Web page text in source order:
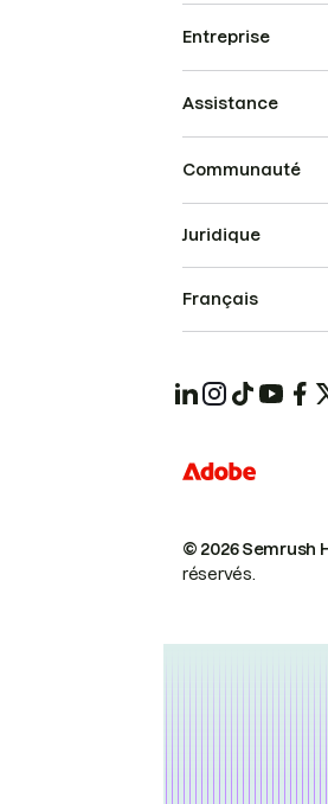
Entreprise
Assistance
Communauté
© 2026 Semrush
réservés.
Juridique
Français